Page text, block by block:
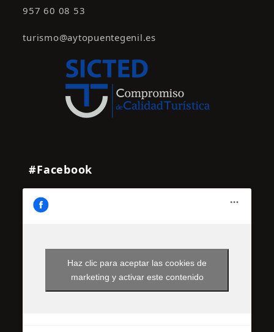
957 60 08 53
turismo@aytopuentegenil.es
#Facebook
Haz clic para aceptar las cookies de
marketing y activar este contenido